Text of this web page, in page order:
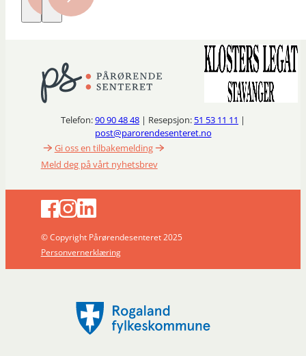
Telefon:90 90 48 48 | Resepsjon: 51 53 11 11 |
post@parorendesenteret.no
Gi oss en tilbakemelding
Meld deg på vårt nyhetsbrev
© Copyright Pårørendesenteret 2025
Personvernerklæring